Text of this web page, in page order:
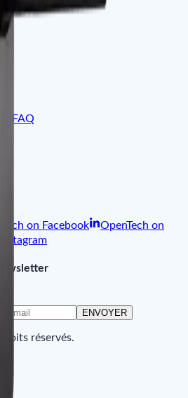
FAQ
on Facebook
OpenTech on
ENVOYER
réservés.